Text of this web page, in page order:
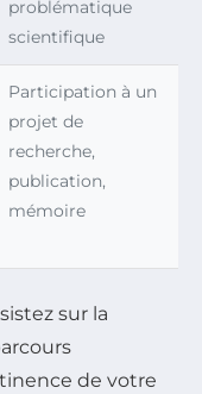
problématique
scientifique
Participation à un
projet de
recherche,
publication,
mémoire
sur la
de votre